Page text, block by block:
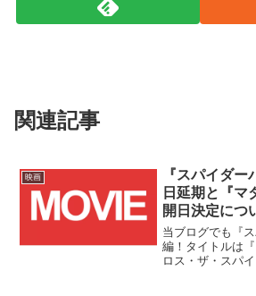
関連記事
映画
『スパイダ
日延期と『マ
開日決定につ
当ブログでも『
編！タイトルは
ロス・ザ・スパ